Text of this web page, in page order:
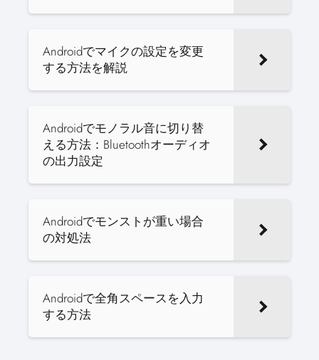
Androidでマイクの設定を変更
する方法を解説
Androidでモノラル音に切り替
える方法：Bluetoothオーディオ
の出力設定
Androidでモンストが重い場合
の対処法
Androidで全角スペースを入力
する方法